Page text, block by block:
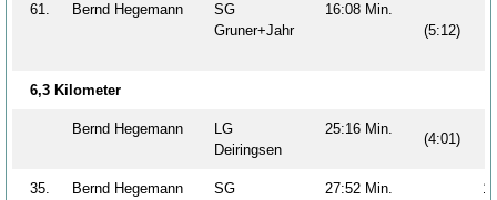
61. Bernd Hegemann
SG
Gruner+Jahr
16:08 Min.
(5:12)
6,3 Kilometer
Bernd Hegemann
LG
Deiringsen
25:16 Min.
(4:01)
35. Bernd Hegemann
SG
27:52 Min.